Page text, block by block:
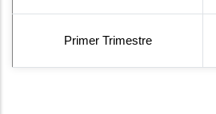
Primer Trimestre